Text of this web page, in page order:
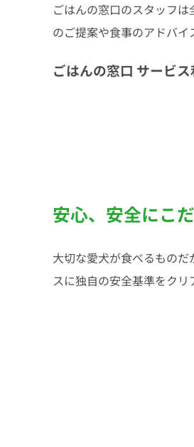
ごはんの窓口のスタッフ
のご提案や食事のアドバイ
ごはんの窓⼝ サービ
安心、安全にこ
大切な愛犬が食べるもの
スに独自の安全基準をクリ